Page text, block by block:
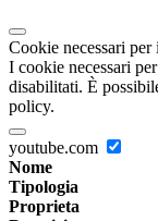
Cookie necessari
I cookie necessari
disabilitati. È
policy.
youtube.com
Nome
Tipologia
Proprieta